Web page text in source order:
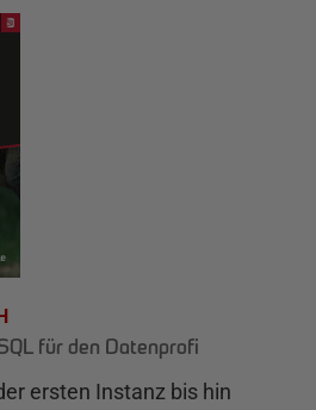
für den Datenprofi
ersten Instanz bis hin